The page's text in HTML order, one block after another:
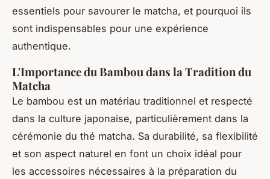
essentiels pour savourer le matcha, et pourquoi ils
sont indispensables pour une expérience
authentique.
L'Importance du Bambou dans la Tradition du
Matcha
Le bambou est un matériau traditionnel et respecté
dans la culture japonaise, particulièrement dans la
cérémonie du thé matcha. Sa durabilité, sa flexibilité
et son aspect naturel en font un choix idéal pour
les accessoires nécessaires à la préparation du